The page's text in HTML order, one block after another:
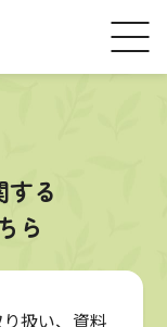
る
ら
扱い、資料